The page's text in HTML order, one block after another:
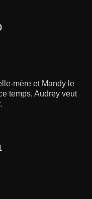
mère et Mandy le
temps, Audrey veut